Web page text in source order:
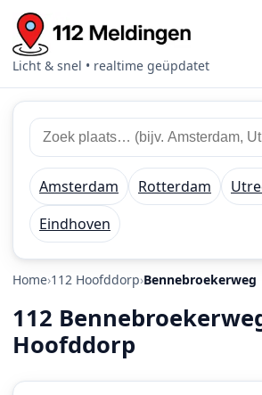
Licht & snel • realtime geüpdatet
Zoek
112
meldingen
Zoek
plaats
of
regio
Amsterdam Rotterdam
Eindhoven
Home 112 Hoofddorp Bennebroekerweg
112
Hoofddorp